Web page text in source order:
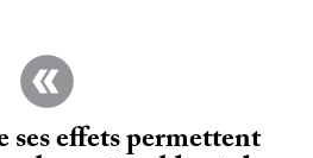
ses effets permettent